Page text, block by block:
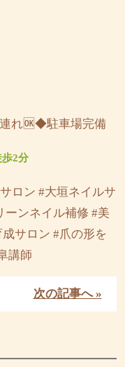
れ🆗◆駐車場完備
2分
ロン #大垣ネイルサ
ーンネイル補修 #美
サロン #爪の形を
講師
次の記事へ »